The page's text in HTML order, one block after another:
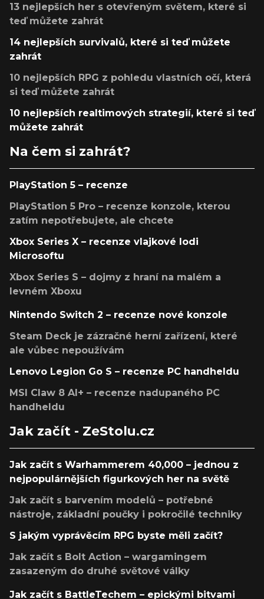
13 nejlepších her s otevřeným světem, které si
teď můžete zahrát
14 nejlepších survivalů, které si teď můžete
zahrát
10 nejlepších RPG z pohledu vlastních očí, která
si teď můžete zahrát
10 nejlepších realtimových strategií, které si teď
můžete zahrát
Na čem si zahrát?
PlayStation 5 – recenze
PlayStation 5 Pro – recenze konzole, kterou
zatím nepotřebujete, ale chcete
Xbox Series X – recenze vlajkové lodi
Microsoftu
Xbox Series S – dojmy z hraní na malém a
levném Xboxu
Nintendo Switch 2 – recenze nové konzole
Steam Deck je zázračné herní zařízení, které
ale vůbec nepoužívám
Lenovo Legion Go S – recenze PC handheldu
MSI Claw 8 AI+ – recenze nadupaného PC
handheldu
Jak začít - ZeStolu.cz
Jak začít s Warhammerem 40,000 – jednou z
nejpopulárnějších figurkových her na světě
Jak začít s barvením modelů – potřebné
nástroje, základní poučky i pokročilé techniky
S jakým vyprávěcím RPG byste měli začít?
Jak začít s Bolt Action – wargamingem
zasazeným do druhé světové války
Jak začít s BattleTechem – epickými bitvami